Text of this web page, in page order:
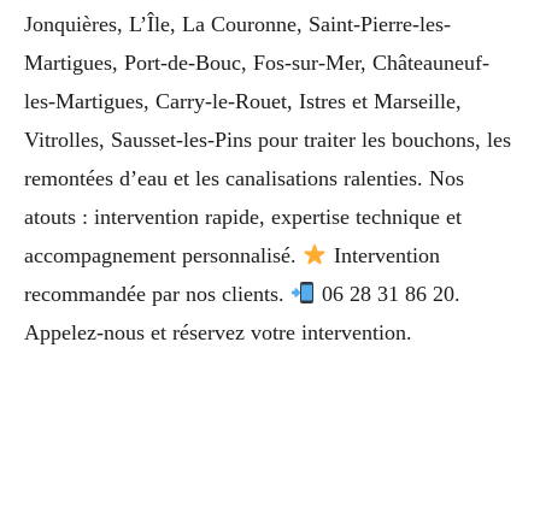
Jonquières, L’Île, La Couronne, Saint-Pierre-les-
Martigues, Port-de-Bouc, Fos-sur-Mer, Châteauneuf-
les-Martigues, Carry-le-Rouet, Istres et Marseille,
Vitrolles, Sausset-les-Pins pour traiter les bouchons, les
remontées d’eau et les canalisations ralenties. Nos
atouts : intervention rapide, expertise technique et
accompagnement personnalisé.
Intervention
recommandée par nos clients.
06 28 31 86 20.
Appelez-nous et réservez votre intervention.